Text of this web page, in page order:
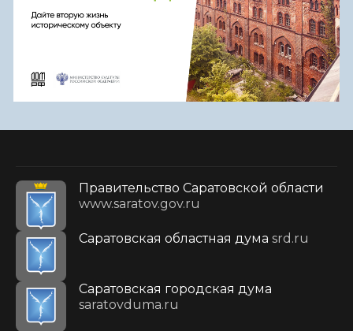
Правительство Саратовской области
www.saratov.gov.ru
Саратовская областная дума srd.ru
Саратовская городская дума
saratovduma.ru